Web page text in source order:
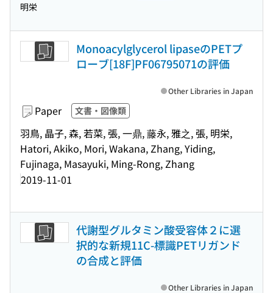
明栄
Monoacylglycerol lipaseのPETプ
ローブ[18F]PF06795071の評価
Paper 文書・図像類
羽鳥, 晶子, 森, 若菜, 張, 一鼎, 藤永, 雅之, 張, 明栄,
Hatori, Akiko, Mori, Wakana, Zhang, Yiding,
Fujinaga, Masayuki, Ming-Rong, Zhang
2019-11-01
Other Libraries in Japan
代謝型グルタミン酸受容体２に選
択的な新規11C-標識PETリガンド
の合成と評価
Other Libraries in Japan